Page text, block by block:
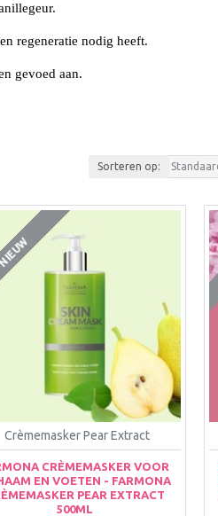
regeneratie nodig heeft.
gevoed aan.
Sorteren op:
Crèmemasker Pear Extract
CRÈMEMASKER VOOR
EN VOETEN - FARMONA
PEAR EXTRACT
500ML